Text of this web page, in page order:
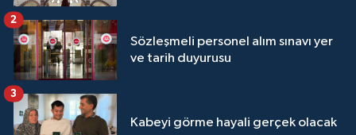
Sözleşmeli personel alım sınavı yer
ve tarih duyurusu
2
Kabeyi görme hayali gerçek olacak
3